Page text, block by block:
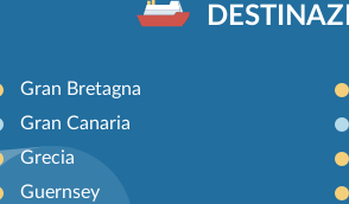
Gran Bretagna
Gran Canaria
Grecia
Guernsey